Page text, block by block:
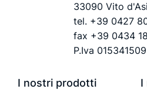
33090 Vito
tel. +39 0427
fax +39 0434
P.Iva
I nostri prodotti I